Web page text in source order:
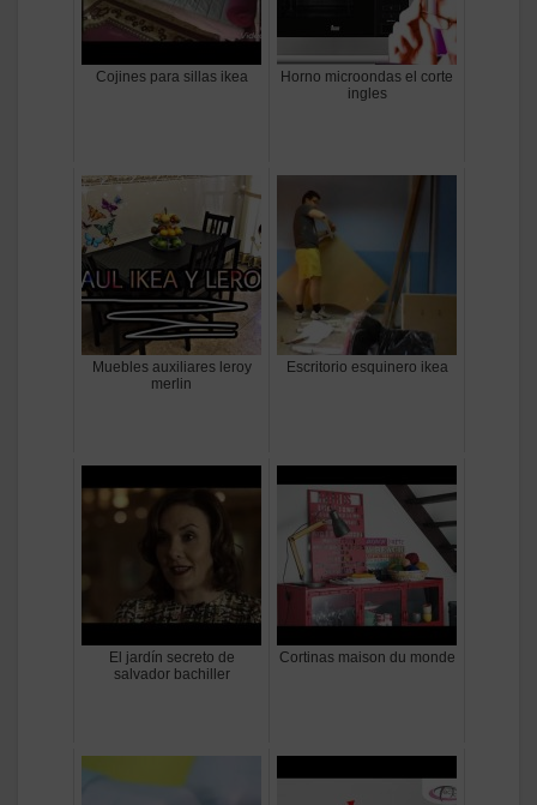
Cojines para sillas ikea
Horno microondas el corte
ingles
Muebles auxiliares leroy
merlin
Escritorio esquinero ikea
El jardín secreto de
salvador bachiller
Cortinas maison du monde